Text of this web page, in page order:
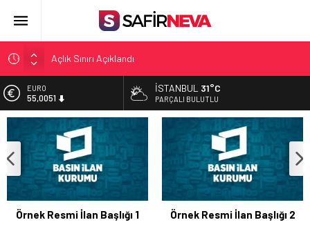
Açlık Sınırı Açıklandı
Öğretmenlere Kötü Haber
FETÖ’nün kritik ismi tutuklandı
Son dakika… İstanbul’da trafik felç
Yunanistan Başbakanı Çipras Türkiye’ye gelecek
EURO
55,0051
ALTIN
6.584,66
BİST
13.889,75
DOLAR
47,7046
İSTANBUL 31°C
PARÇALI BULUTLU
Örnek Resmi İlan Başlığı 1 Örnek Resmi İlan Başlığı 2